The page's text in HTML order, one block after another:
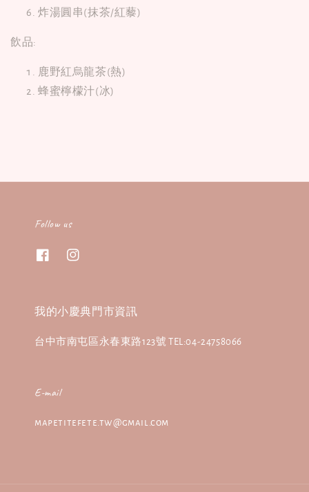
炸湯圓串(抹茶/紅藜)
飲品:
鹿野紅烏龍茶(熱)
蜂蜜檸檬汁(冰)
Follow us
我的小慶典門市資訊
台中市南屯區永春東路123號 TEL:04-24758066
E-mail
mapetitefete.tw@gmail.com